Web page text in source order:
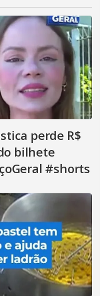
perde R$
bilhete
#shorts